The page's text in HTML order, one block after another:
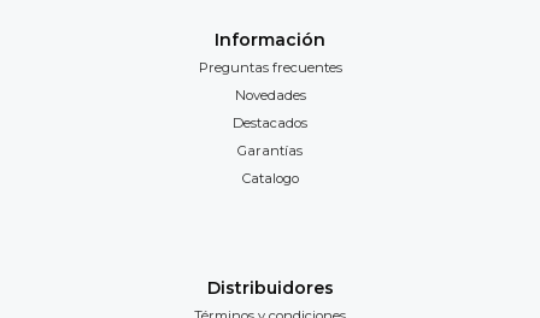
Información
Preguntas frecuentes
Novedades
Destacados
Garantías
Catalogo
Distribuidores